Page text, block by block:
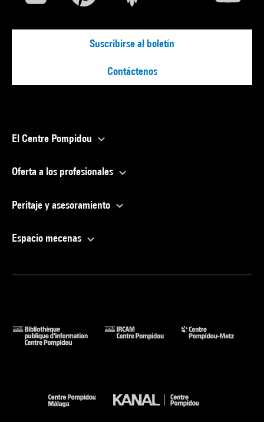
Suscribirse al boletín
Contáctenos
El Centre Pompidou
Oferta a los profesionales
Peritaje y asesoramiento
Espacio mecenas